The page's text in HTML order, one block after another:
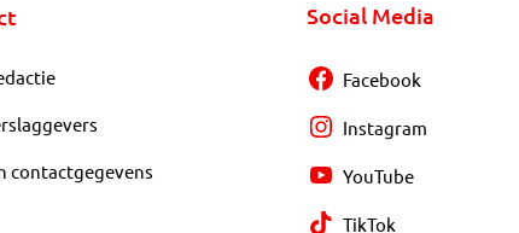
contactgegevens
Social Media
Facebook
Instagram
YouTube
TikTok